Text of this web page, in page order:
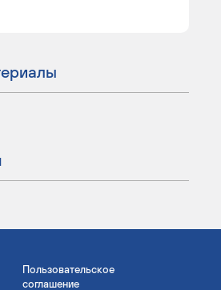
Пользовательское
соглашение